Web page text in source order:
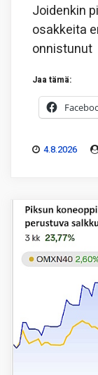
Joidenkin
osakkeita
onnistunut
Jaa tämä:
4.8.2026